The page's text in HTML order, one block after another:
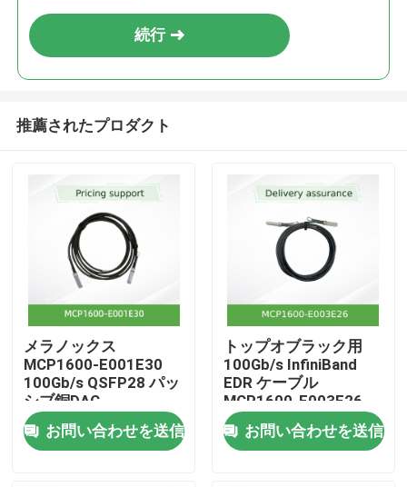
ホーム
続行
推薦されたプロダクト
メラノックス
MCP1600-E001E30
100Gb/s QSFP28 パッ
シブ銅DAC
お問い合わせを送信
トップオブラック用
100Gb/s InfiniBand
EDR ケーブル
MCP1600-E003E26
QSFP28 銅線 DAC
お問い合わせを送信